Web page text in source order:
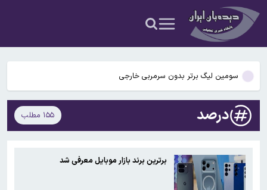
من تذکر حجاب می‌داد/دوست پسرم گفت بابت قتل بسیجی‌ها پول
می‌دهند
حمله مسلحانه در یک قهوه‌خانه در زاهدان
۵۶ سال قبل در چنین روزی؛ کفش ملی ایران به شوروی صادر شد
سومین لیگ برتر بدون سرمربی خارجی
توافق دمشق و مسکو درباره آینده دو پایگاه روسیه
اعترافات دختر بلاگری که حمیدرضا رجب‌زاده را به قتل رسانده/ او مرتب به
می‌دهند
حمله مسلحانه در یک قهوه‌خانه در زاهدان
درصد ۱۵۵ مطلب
برترین برند بازار موبایل معرفی شد